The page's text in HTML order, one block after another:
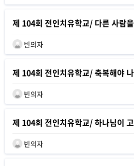
제 104회 전인치유학교/ 다른 사람
빈의자
제 104회 전인치유학교/ 축복해야
빈의자
제 104회 전인치유학교/ 하나님이
빈의자